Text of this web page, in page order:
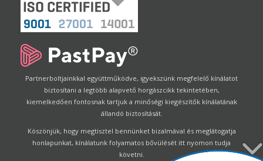
Partnerboltjainkkal együttműködve, igyekszünk megfelelő kínálatot
biztosítani a legtöbb alapvető horgászcikk tekintetében,
kiemelkedően fontosnak tartjuk a minőségi kiegészítők kínálatának
állandó biztosítását.
Köszönjük, hogy megtisztel bennünket bizalmával és meglátogatja
honlapunkat, kínálatunk folyamatos bővülését itt nyomon tudja
követni.